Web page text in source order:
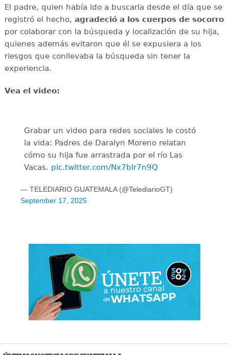
El padre, quien había ido a buscarla desde el día que se
registró el hecho, agradeció a los cuerpos de socorro
por colaborar con la búsqueda y localización de su hija,
quienes además evitaron que él se expusiera a los
riesgos que conllevaba la búsqueda sin tener la
experiencia.
Vea el video:
Grabar un video para redes sociales le costó
la vida: Padres de Daralyn Moreno relatan
cómo su hija fue arrastrada por el río Las
Vacas. pic.twitter.com/Nx7bIr7n9Q
— TELEDIARIO GUATEMALA (@TelediarioGT)
September 17, 2025